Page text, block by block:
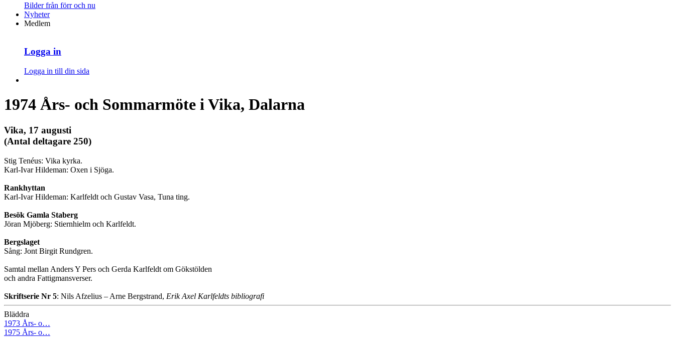
Bilder från förr och nu
Nyheter
Medlem
Logga in
Logga in till din sida
1974 Års- och Sommarmöte i Vika, Dalarna
Vika, 17 augusti
(Antal deltagare 250)
Stig Tenéus: Vika kyrka.
Karl-Ivar Hildeman: Oxen i Sjöga.
Rankhyttan
Karl-Ivar Hildeman: Karlfeldt och Gustav Vasa, Tuna ting.
Besök Gamla Staberg
Jöran Mjöberg: Stiernhielm och Karlfeldt.
Bergslaget
Sång: Jont Birgit Rundgren.
Samtal mellan Anders Y Pers och Gerda Karlfeldt om Gökstölden
och andra Fattigmansverser.
Skriftserie Nr 5: Nils Afzelius – Arne Bergstrand, Erik Axel Karlfeldts bibliografi
Bläddra
1973 Års- o…
1975 Års- o…